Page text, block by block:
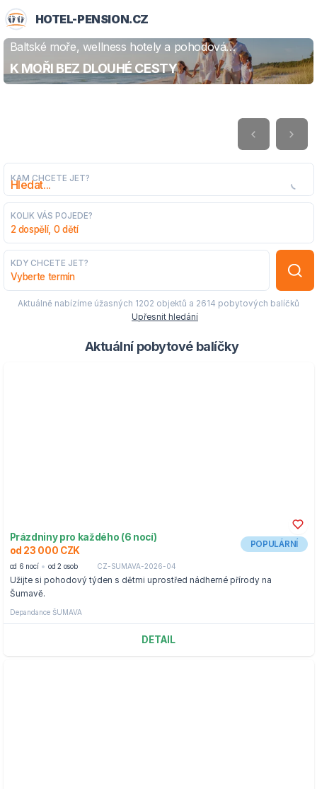
HOTEL-PENSION.CZ
Baltské moře, wellness hotely a pohodová
dovolená
K MOŘI BEZ DLOUHÉ CESTY
ZJISTIT VÍCE
KAM CHCETE JET?
KOLIK VÁS POJEDE?
2 dospělí, 0 dětí
KDY CHCETE JET?
Vyberte termín
Aktuálně nabízíme úžasných 1202 objektů a 2614 pobytových balíčků
Upřesnit hledání
Aktuální pobytové balíčky
Prázdniny pro každého (6 nocí)
od 23 000 CZK
POPULÁRNÍ
od 6 nocí od 2 osob CZ-SUMAVA-2026-04
Užijte si pohodový týden s dětmi uprostřed nádherné přírody na
Šumavě.
Depandance ŠUMAVA
DETAIL